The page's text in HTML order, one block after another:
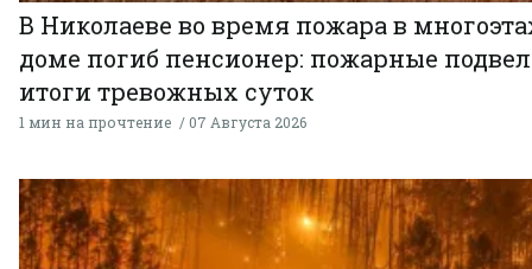
В Николаеве во время пожара в
доме погиб пенсионер: пожарные
итоги тревожных суток
1 мин на прочтение 07 Августа 2026